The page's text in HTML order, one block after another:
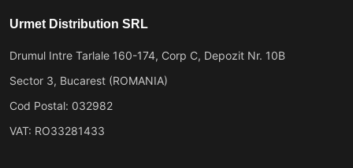
Urmet Distribution SRL
Drumul Intre Tarlale 160-174, Corp C, Depozit Nr. 10B
Sector 3, Bucarest (ROMANIA)
Cod Postal: 032982
VAT: RO33281433